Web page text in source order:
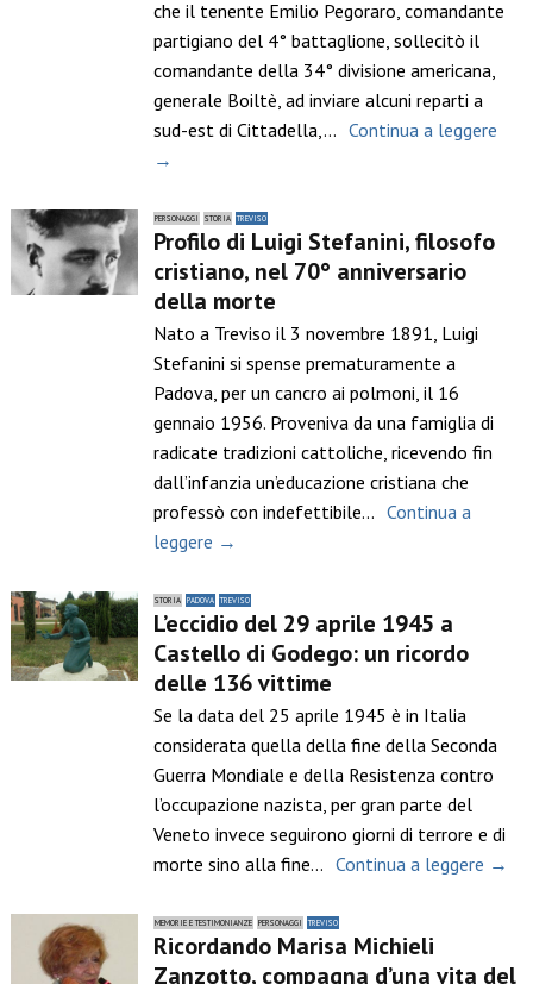
che il tenente Emilio Pegoraro, comandante
partigiano del 4° battaglione, sollecitò il
comandante della 34° divisione americana,
generale Boiltè, ad inviare alcuni reparti a
sud-est di Cittadella,… Continua a leggere
→
PERSONAGGI STORIA TREVISO
Profilo di Luigi Stefanini, filosofo
cristiano, nel 70° anniversario
della morte
Nato a Treviso il 3 novembre 1891, Luigi
Stefanini si spense prematuramente a
Padova, per un cancro ai polmoni, il 16
gennaio 1956. Proveniva da una famiglia di
radicate tradizioni cattoliche, ricevendo fin
dall’infanzia un’educazione cristiana che
professò con indefettibile… Continua a
leggere →
STORIA PADOVA TREVISO
L’eccidio del 29 aprile 1945 a
Castello di Godego: un ricordo
delle 136 vittime
Se la data del 25 aprile 1945 è in Italia
considerata quella della fine della Seconda
Guerra Mondiale e della Resistenza contro
l’occupazione nazista, per gran parte del
Veneto invece seguirono giorni di terrore e di
morte sino alla fine… Continua a leggere →
MEMORIE E TESTIMONIANZE PERSONAGGI TREVISO
Ricordando Marisa Michieli
Zanzotto, compagna d’una vita del